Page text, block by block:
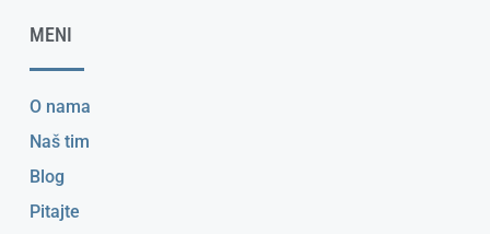
MENI
O nama
Naš tim
Blog
Pitajte